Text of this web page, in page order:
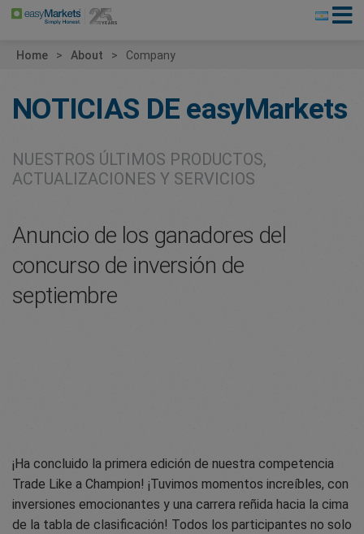
Home About Company
NOTICIAS DE easyMarkets
NUESTROS ÚLTIMOS PRODUCTOS,
ACTUALIZACIONES Y SERVICIOS
Anuncio de los ganadores del
concurso de inversión de
septiembre
¡Ha concluido la primera edición de nuestra competencia
Trade Like a Champion! ¡Tuvimos momentos increíbles, con
inversiones emocionantes y una carrera reñida hacia la cima
de la tabla de clasificación! Todos los participantes no solo